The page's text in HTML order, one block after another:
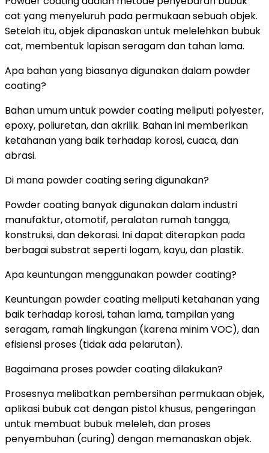
cat yang menyeluruh pada permukaan sebuah objek.
Setelah itu, objek dipanaskan untuk melelehkan bubuk
cat, membentuk lapisan seragam dan tahan lama.
Apa bahan yang biasanya digunakan dalam powder
coating?
Bahan umum untuk powder coating meliputi polyester,
epoxy, poliuretan, dan akrilik. Bahan ini memberikan
ketahanan yang baik terhadap korosi, cuaca, dan
abrasi.
Di mana powder coating sering digunakan?
Powder coating banyak digunakan dalam industri
manufaktur, otomotif, peralatan rumah tangga,
konstruksi, dan dekorasi. Ini dapat diterapkan pada
berbagai substrat seperti logam, kayu, dan plastik.
Apa keuntungan menggunakan powder coating?
Keuntungan powder coating meliputi ketahanan yang
baik terhadap korosi, tahan lama, tampilan yang
seragam, ramah lingkungan (karena minim VOC), dan
efisiensi proses (tidak ada pelarutan).
Bagaimana proses powder coating dilakukan?
Prosesnya melibatkan pembersihan permukaan objek,
aplikasi bubuk cat dengan pistol khusus, pengeringan
untuk membuat bubuk meleleh, dan proses
penyembuhan (curing) dengan memanaskan objek.